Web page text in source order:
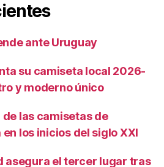
ante Uruguay
su camiseta local 2026-
y moderno único
las camisetas de
los inicios del siglo XXI
asegura el tercer lugar tras